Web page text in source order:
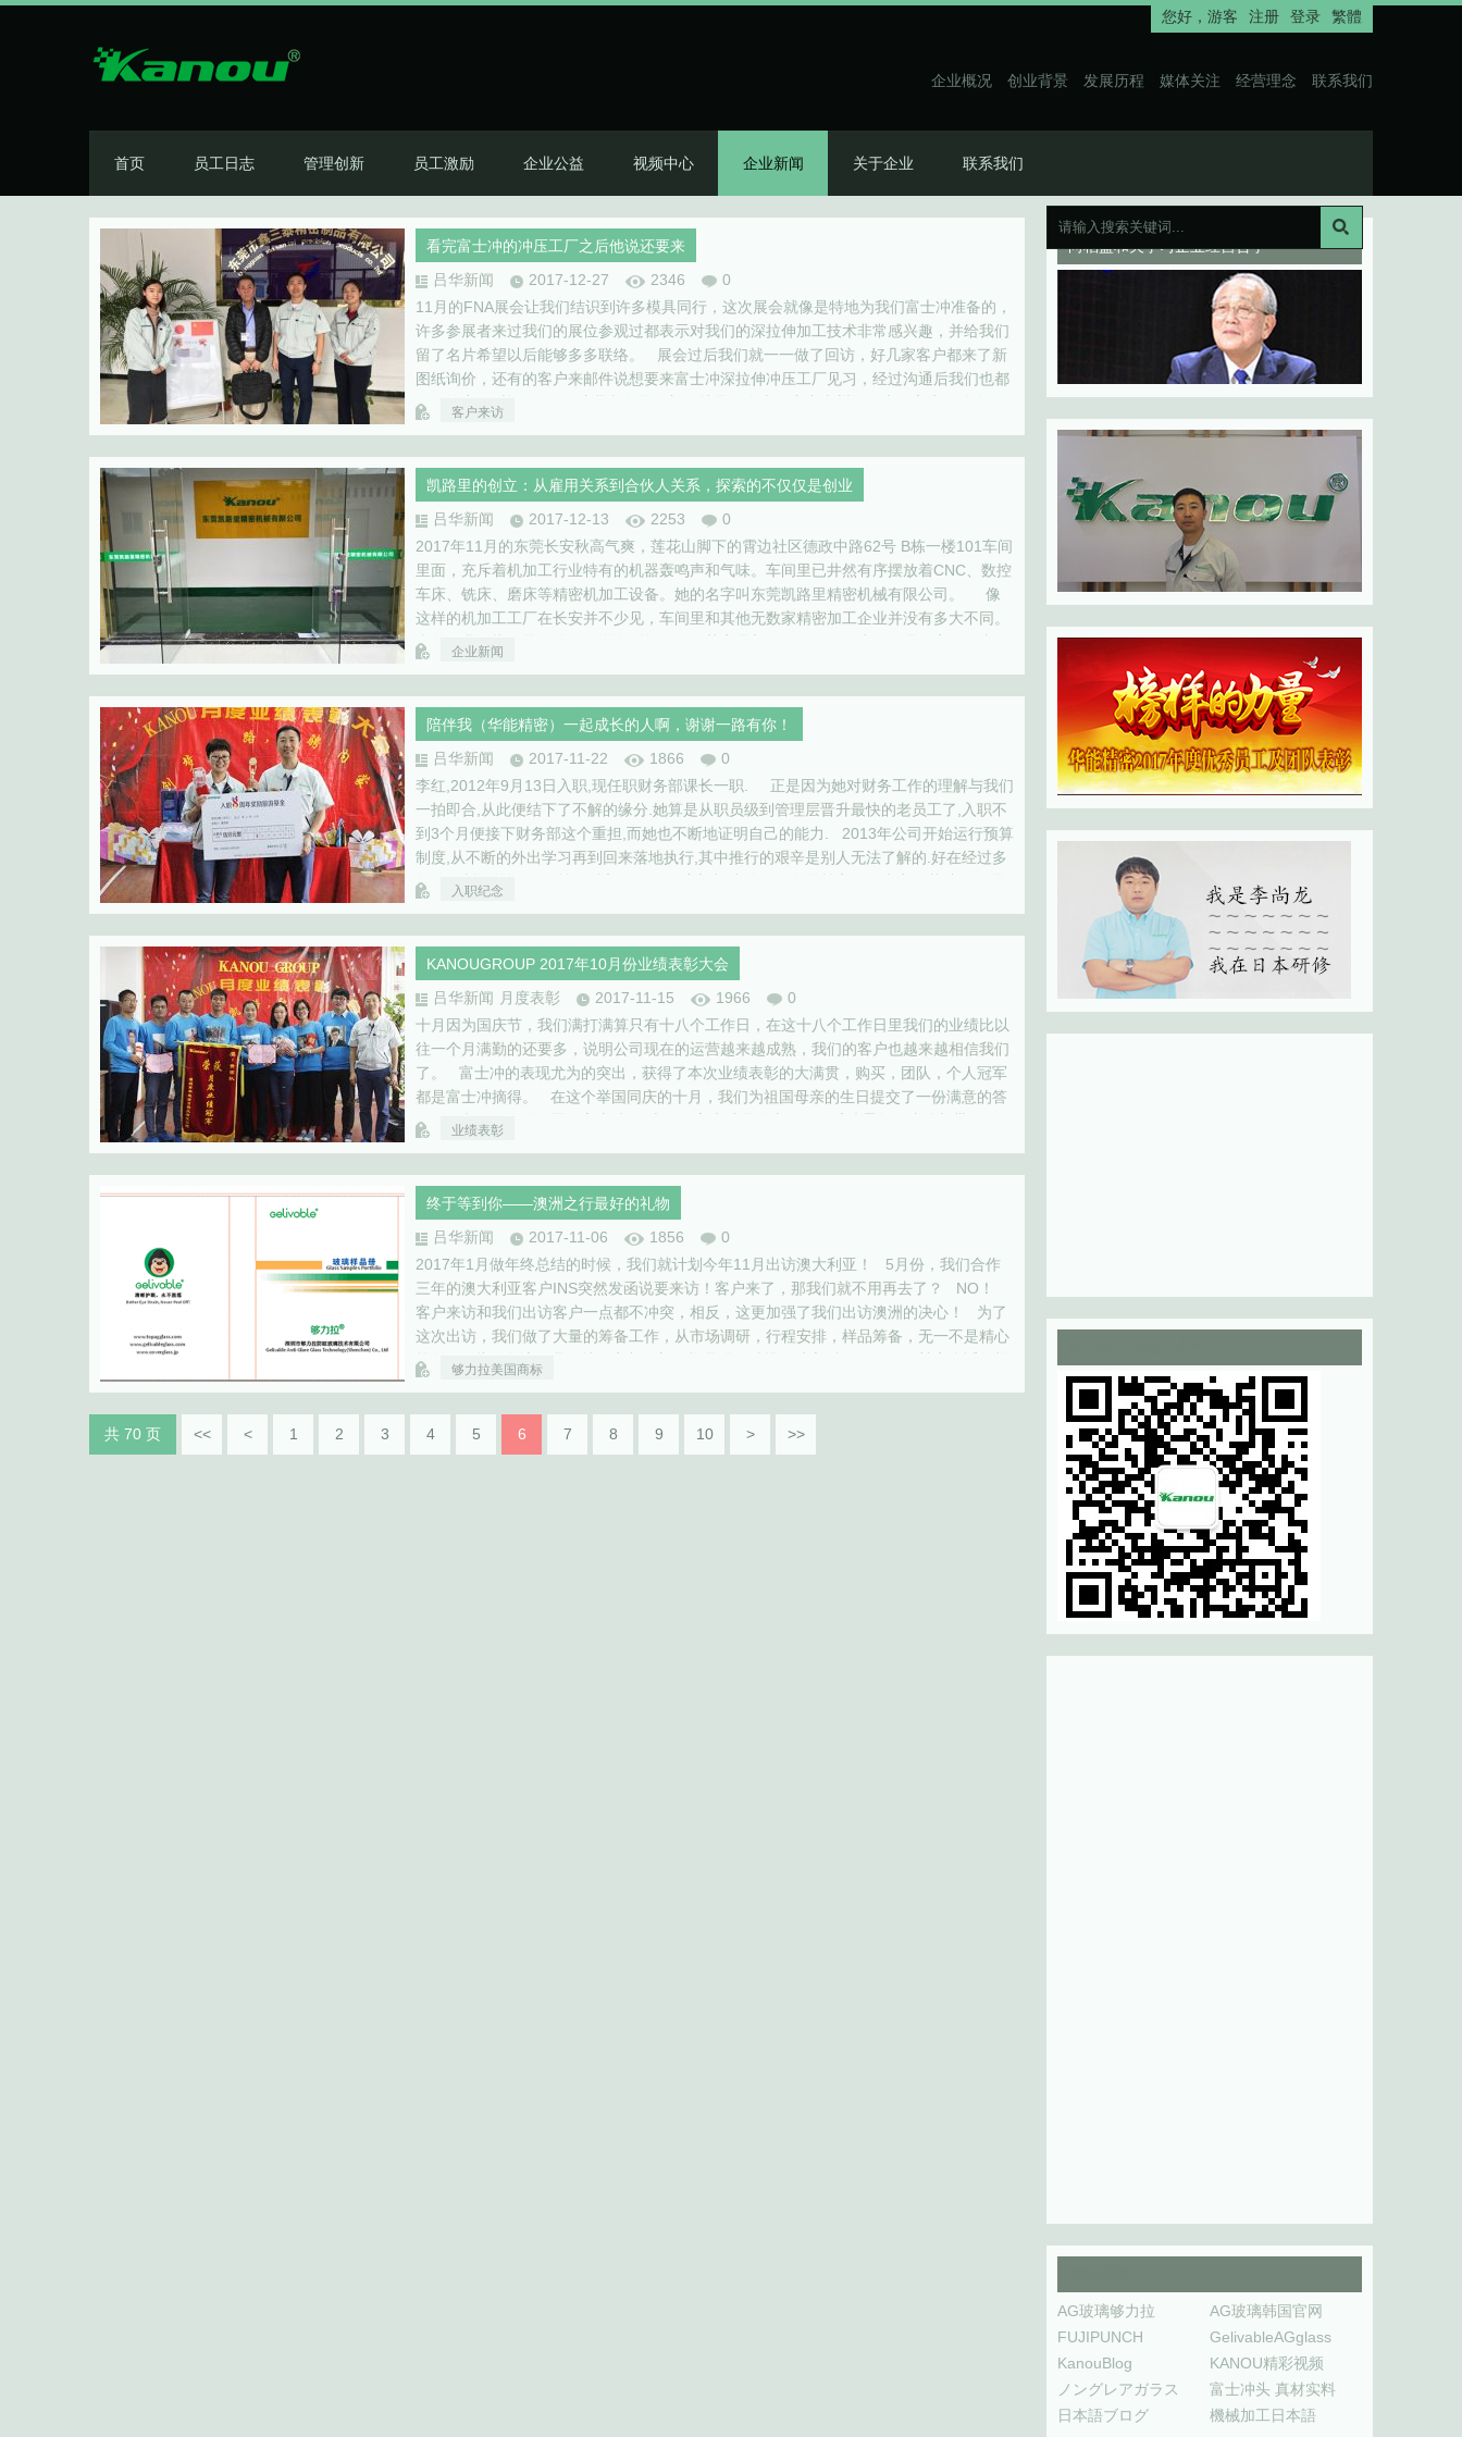
您好， 游客 注册 登录 繁體
企业概况 创业背景 发展历程 媒体关注 经营理念 联系我们
首页 员工日志 管理创新 员工激励 企业公益 视频中心 企业新闻 关于企业 联系我们
看完富士冲的冲压工厂之后他说还要来
吕华新闻
2017-12-27 2346
0
11月的FNA展会让我们结识到许多模具同行，这次展会就像是特地为我们富士冲准备的，
许多参展者来过我们的展位参观过都表示对我们的深拉伸加工技术非常感兴趣，并给我们
留了名片希望以后能够多多联络。 展会过后我们就一一做了回访，好几家客户都来了新
图纸询价，还有的客户来邮件说想要来富士冲深拉伸冲压工厂见习，经过沟通后我们也都
一一约定了时间。 让我印象最深刻的就是一个来自广东惠州的日本人客户。他自己
客户来访
凯路里的创立：从雇用关系到合伙人关系，探索的不仅仅是创业
吕华新闻
2017-12-13 2253
0
2017年11月的东莞长安秋高气爽，莲花山脚下的霄边社区德政中路62号 B栋一楼101车间
里面，充斥着机加工行业特有的机器轰鸣声和气味。车间里已井然有序摆放着CNC、数控
车床、铣床、磨床等精密机加工设备。她的名字叫东莞凯路里精密机械有限公司。 像
这样的机加工工厂在长安并不少见，车间里和其他无数家精密加工企业并没有多大不同。
当然，我们指的是硬件。但说说到软件，她其实是与众不同的，因为她还是一家有故事的
企业新闻
陪伴我（华能精密）一起成长的人啊，谢谢一路有你！
吕华新闻
2017-11-22 1866
0
李红,2012年9月13日入职,现任职财务部课长一职. 正是因为她对财务工作的理解与我们
一拍即合,从此便结下了不解的缘分.她算是从职员级到管理层晋升最快的老员工了,入职不
到3个月便接下财务部这个重担,而她也不断地证明自己的能力. 2013年公司开始运行预算
制度,从不断的外出学习再到回来落地执行,其中推行的艰辛是别人无法了解的.好在经过多
年的不断调整运用,预算已融入公司的血脉之中,为公司的发展奠定的了夯实的基础. 她是
入职纪念
KANOUGROUP 2017年10月份业绩表彰大会
吕华新闻 月度表彰 2017-11-15 1966
0
十月因为国庆节，我们满打满算只有十八个工作日，在这十八个工作日里我们的业绩比以
往一个月满勤的还要多，说明公司现在的运营越来越成熟，我们的客户也越来越相信我们
了。 富士冲的表现尤为的突出，获得了本次业绩表彰的大满贯，购买，团队，个人冠军
都是富士冲摘得。 在这个举国同庆的十月，我们为祖国母亲的生日提交了一份满意的答
卷。 十月份最强冠军：富士冲 十月的富士冲是强大的，在威武霸气的张队长带领下，
业绩表彰
终于等到你——澳洲之行最好的礼物
吕华新闻
2017-11-06 1856
0
2017年1月做年终总结的时候，我们就计划今年11月出访澳大利亚！ 5月份，我们合作
三年的澳大利亚客户INS突然发函说要来访！客户来了，那我们就不用再去了？ NO！
客户来访和我们出访客户一点都不冲突，相反，这更加强了我们出访澳洲的决心！ 为了
这次出访，我们做了大量的筹备工作，从市场调研，行程安排，样品筹备，无一不是精心
筹备。 此次拜访，我们特别定制了新的样品册。精挑细选之后，10月终于敲定合适的样
够力拉美国商标
共 70 页 << < 1 2 3 4 5 6 7 8 9 10 > >>
向稻盛和夫学习企业经营哲学
AG玻璃够力拉
AG玻璃韩国官网
FUJIPUNCH
GelivableAGglass
KanouBlog
KANOU精彩视频
ノングレアガラス
富士冲头 真材实料
日本語ブログ
機械加工日本語